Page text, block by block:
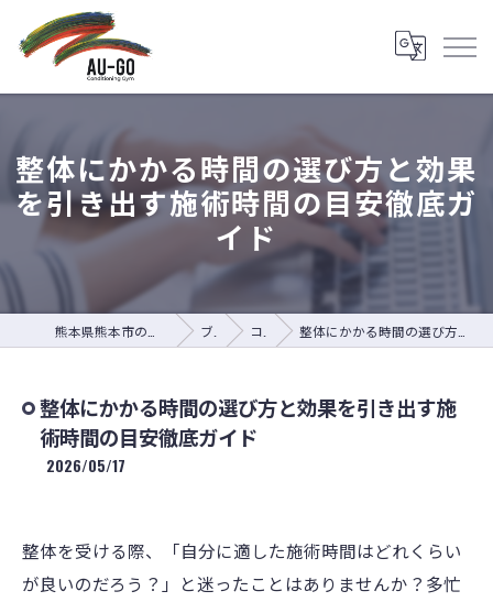
整体にかかる時間の選び方と効果
を引き出す施術時間の目安徹底ガ
イド
ブログ コラム 整体にかかる時間の選び方と効果を引き出す施術時間の目安徹底ガイド
整体にかかる時間の選び方と効果を引き出す施
術時間の目安徹底ガイド
2026/05/17
整体を受ける際、「自分に適した施術時間はどれくらい
が良いのだろう？」と迷ったことはありませんか？多忙